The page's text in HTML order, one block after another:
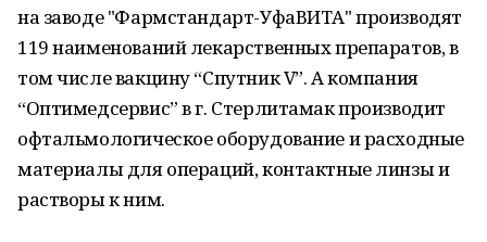
на заводе "Фармстандарт-УфаВИТА" производят
119 наименований лекарственных препаратов, в
том числе вакцину “Спутник V”. А компания
“Оптимедсервис” в г. Стерлитамак производит
офтальмологическое оборудование и расходные
материалы для операций, контактные линзы и
растворы к ним.